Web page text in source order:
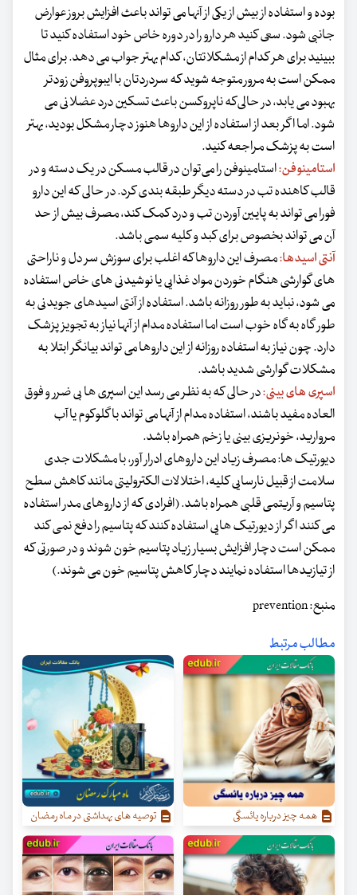
بوده و استفاده از بیش از یکی از آنها می ‌تواند باعث افزایش بروز عوارض
جانبی‌ شود. سعی کنید هر دارو را در دوره خاص خود استفاده کنید تا
ببینید برای هر کدام از مشکلاتتان، کدام بهتر جواب می‌ دهد. برای مثال
ممکن است به مرور متوجه شوید که سردردتان با ایبوپروفن زودتر
بهبود می یابد، در حالی‌که ناپروکسن باعث تسکین درد عضلانی می‌
شود. اما اگر بعد از استفاده از این داروها هنوز دچار مشکل بودید، بهتر
است به پزشک مراجعه کنید.
استامینوفن:استامینوفن را می‌توان در قالب مسکن در یک دسته و در
قالب کاهنده تب در دسته دیگر طبقه‌ بندی کرد. در حالی که این دارو
فورا می تواند به پایین آوردن تب و درد کمک کند، مصرف بیش از حد
آن می تواند بخصوص برای کبد و کلیه سمی باشد.
آنتی اسیدها:مصرف این داروها که اغلب برای سوزش سر دل و ناراحتی
های گوارشی هنگام خوردن مواد غذایی یا نوشیدنی های خاص استفاده
می شود، نباید به طور روزانه باشد. استفاده از آنتی اسیدهای جویدنی به
طور گاه به گاه خوب است اما استفاده مدام از آنها نیاز به تجویز پزشک
دارد. چون نیاز به استفاده روزانه از این داروها می تواند بیانگر ابتلا به
مشکلات گوارشی شدید باشد.
اسپری های بینی:در حالی که به نظر می رسد این اسپری ها بی ضرر و فوق
العاده مفید باشند، استفاده مدام از آنها می تواند با گلوکوم یا آب
مروارید، خونریزی بینی یا زخم همراه باشد.
دیورتیک ها: مصرف زیاد این داروهای ادرار آور، با مشکلات جدی
سلامت از قبیل نارسایی کلیه، اختلالات الکترولیتی مانند کاهش سطح
پتاسیم و آریتمی قلبی همراه باشد. (افرادی که از داروهای مدر استفاده
می کنند اگر از دیورتیک هایی استفاده کنند که پتاسیم را دفع نمی کند
ممکن است دچار افزایش بسیار زیاد پتاسیم خون شوند و در صورتی که
از تیازیدها استفاده نمایند دچار کاهش پتاسیم خون می شوند.)
منبع: prevention
مطالب مرتبط
همه چیز درباره یائسگی توصیه های بهداشتی در ماه رمضان